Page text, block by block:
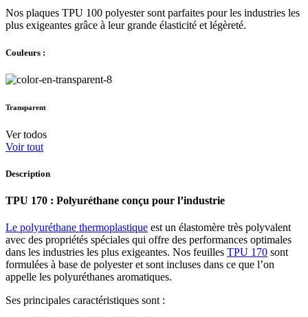
Nos plaques TPU 100 polyester sont parfaites pour les industries les
plus exigeantes grâce à leur grande élasticité et légèreté.
Couleurs :
Transparent
Ver todos
Voir tout
Description
TPU 170 : Polyuréthane conçu pour l’industrie
Le polyuréthane thermoplastique est un élastomère très polyvalent
avec des propriétés spéciales qui offre des performances optimales
dans les industries les plus exigeantes. Nos feuilles TPU 170 sont
formulées à base de polyester et sont incluses dans ce que l’on
appelle les polyuréthanes aromatiques.
Ses principales caractéristiques sont :